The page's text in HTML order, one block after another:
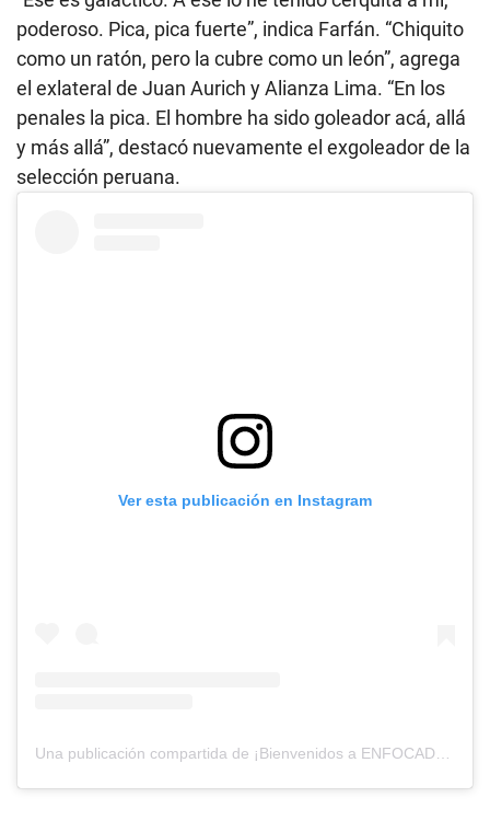
poderoso. Pica, pica fuerte”, indica Farfán. “Chiquito
como un ratón, pero la cubre como un león”, agrega
el exlateral de Juan Aurich y Alianza Lima. “En los
penales la pica. El hombre ha sido goleador acá, allá
y más allá”, destacó nuevamente el exgoleador de la
selección peruana.
Ver esta publicación en Instagram